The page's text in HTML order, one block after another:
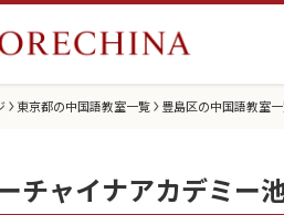
東京都の中国語教室一覧 豊島区の中国語教室
チャイナアカデミー